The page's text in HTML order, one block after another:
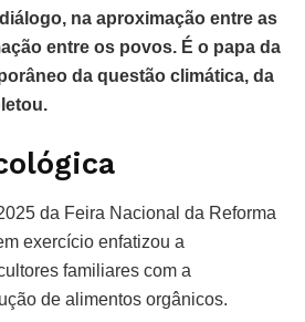
na aproximação entre as
entre os povos. É o papa da
da questão climática, da
da Feira Nacional da Reforma
exercício enfatizou a
familiares com a
de alimentos orgânicos.